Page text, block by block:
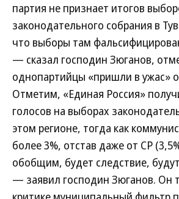
партия не признает итогов
законодательного собрания в
что выборы там
— сказал господин Зюганов,
однопартийцы «пришли в ужас»
Отметим, «Единая Россия»
голосов на выборах
этом регионе, тогда как
более 3%, отстав даже от СР
обобщим, будет следствие,
— заявил господин Зюганов. Он